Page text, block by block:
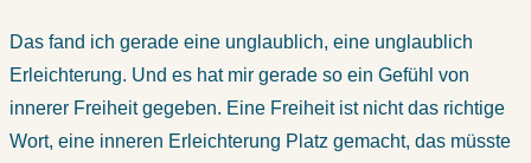
Das fand ich gerade eine unglaublich, eine unglaublich
Erleichterung. Und es hat mir gerade so ein Gefühl von
innerer Freiheit gegeben. Eine Freiheit ist nicht das richtige
Wort, eine inneren Erleichterung Platz gemacht, das müsste